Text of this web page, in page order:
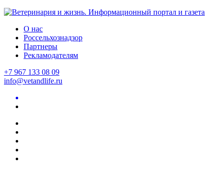
О нас
Россельхознадзор
Партнеры
Рекламодателям
+7 967 133 08 09
info@vetandlife.ru